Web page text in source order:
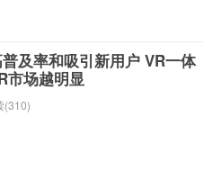
及率和吸引新用户 VR一体
市场越明显
(310)